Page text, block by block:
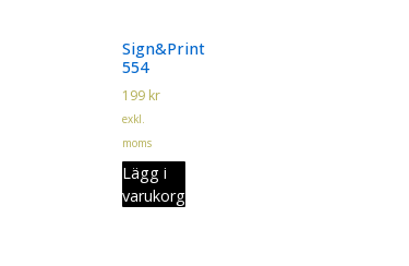
Sign&Print
554
199 kr
exkl.
moms
Lägg i
varukorg